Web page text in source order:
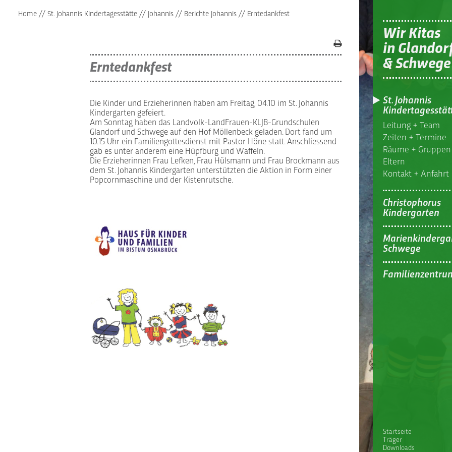
Wir Kitas
in
& Schwege
St. Johannis
Leitung + Team
Zeiten + Termine
Räume + Gruppen
Eltern
Kontakt + Anfahrt
Christophorus
Kindergarten
Schwege
Startseite
Träger
Downloads
Home// St. Johannis Kindertagesstätte// Johannis// Berichte Johannis// Erntedankfest
Erntedankfest
Die Kinder und Erzieherinnen haben am Freitag, 04.10 im St. Johannis
Kindergarten gefeiert.
Am Sonntag haben das Landvolk-LandFrauen-KLJB-Grundschulen
Glandorf und Schwege auf den Hof Möllenbeck geladen. Dort fand um
10.15 Uhr ein Familiengottesdienst mit Pastor Höne statt. Anschliessend
gab es unter anderem eine Hüpfburg und Waffeln.
Die Erzieherinnen Frau Lefken, Frau Hülsmann und Frau Brockmann aus
dem St. Johannis Kindergarten unterstützten die Aktion in Form einer
Popcornmaschine und der Kistenrutsche.